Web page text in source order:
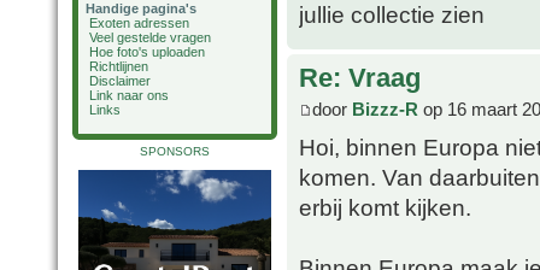
Handige pagina's
Exoten adressen
Veel gestelde vragen
Hoe foto's uploaden
Richtlijnen
Disclaimer
Link naar ons
Links
SPONSORS
jullie collectie zien
Re: Vraag
door Bizzz-R op 16 maart
Hoi, binnen Europa
komen. Van
erbij komt kijken.